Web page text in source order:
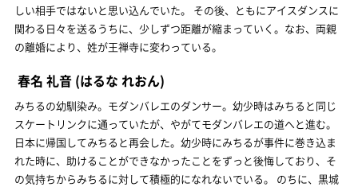
しい相手ではないと思い込んでいた。 その後、ともにアイスダンスに
関わる日々を送るうちに、少しずつ距離が縮まっていく。なお、両親
の離婚により、姓が王禅寺に変わっている。
春名 礼音 (はるな れおん)
みちるの幼馴染み。モダンバレエのダンサー。幼少時はみちると同じ
スケートリンクに通っていたが、やがてモダンバレエの道へと進む。
日本に帰国してみちると再会した。幼少時にみちるが事件に巻き込ま
れた時に、助けることができなかったことをずっと後悔しており、そ
の気持ちからみちるに対して積極的になれないでいる。 のちに、黒城